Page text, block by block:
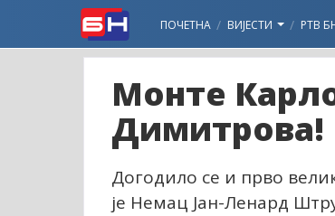
ПОЧЕТНА ВИЈЕСТИ РТВ
Монте
Димитрова!
Догодило се и прво
је Немац Јан-Ленард